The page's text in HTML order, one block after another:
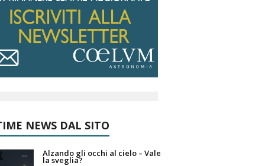
NEWS DAL SITO
Alzando gli occhi al cielo – Vale
la sveglia?